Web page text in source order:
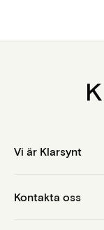
Vi är Klarsynt
Kontakta oss